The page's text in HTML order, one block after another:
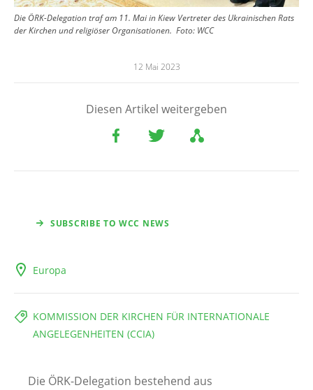
Die ÖRK-Delegation traf am 11. Mai in Kiew Vertreter des Ukrainischen Rats
der Kirchen und religiöser Organisationen. Foto: WCC
12 Mai 2023
Diesen Artikel weitergeben
SUBSCRIBE TO WCC NEWS
Europa
KOMMISSION DER KIRCHEN FÜR INTERNATIONALE
ANGELEGENHEITEN (CCIA)
Die ÖRK-Delegation bestehend aus